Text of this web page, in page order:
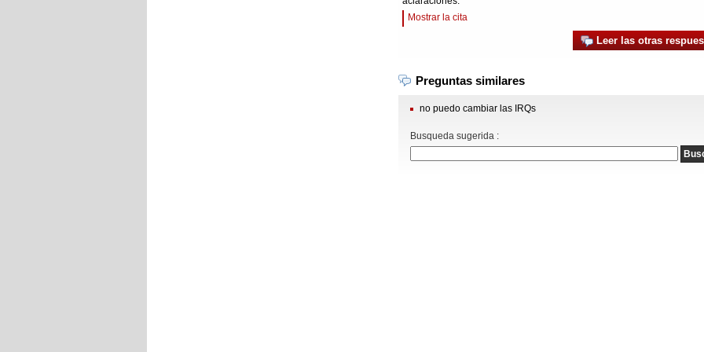
Mostrar la cita
Leer las otras
Preguntas similares
no puedo cambiar las IRQs
Busqueda sugerida :